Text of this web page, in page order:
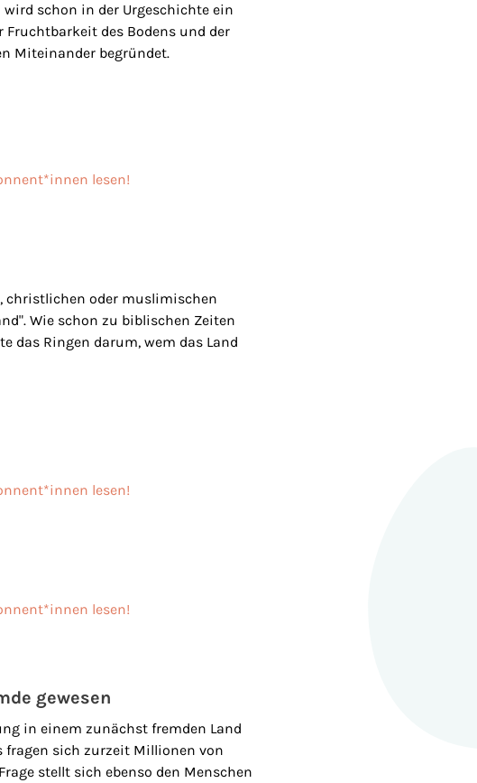
wird schon in der Urgeschichte ein
des Bodens und der
Miteinander begründet.
lesen!
christlichen oder muslimischen
Wie schon zu biblischen Zeiten
das Ringen darum, wem das Land
lesen!
lesen!
gewesen
in einem zunächst fremden Land
fragen sich zurzeit Millionen von
stellt sich ebenso den Menschen